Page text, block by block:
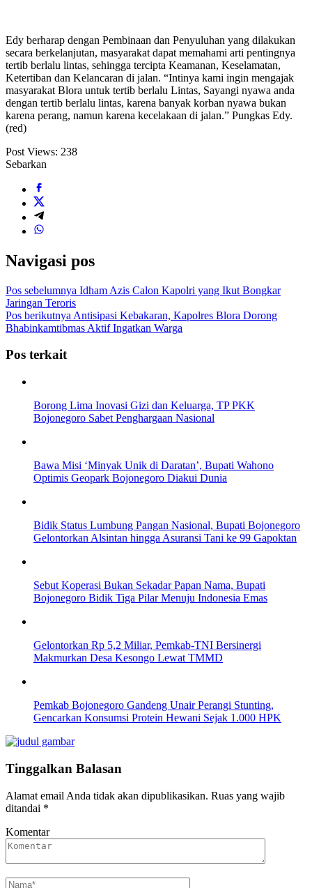
Edy berharap dengan Pembinaan dan Penyuluhan yang dilakukan
secara berkelanjutan, masyarakat dapat memahami arti pentingnya
tertib berlalu lintas, sehingga tercipta Keamanan, Keselamatan,
Ketertiban dan Kelancaran di jalan. “Intinya kami ingin mengajak
masyarakat Blora untuk tertib berlalu Lintas, Sayangi nyawa anda
dengan tertib berlalu lintas, karena banyak korban nyawa bukan
karena perang, namun karena kecelakaan di jalan.” Pungkas Edy.
(red)
Post Views: 238
Sebarkan
Navigasi pos
Pos sebelumnya Idham Azis Calon Kapolri yang Ikut Bongkar
Jaringan Teroris
Pos berikutnya Antisipasi Kebakaran, Kapolres Blora Dorong
Bhabinkamtibmas Aktif Ingatkan Warga
Pos terkait
Borong Lima Inovasi Gizi dan Keluarga, TP PKK
Bojonegoro Sabet Penghargaan Nasional
Bawa Misi ‘Minyak Unik di Daratan’, Bupati Wahono
Optimis Geopark Bojonegoro Diakui Dunia
Bidik Status Lumbung Pangan Nasional, Bupati Bojonegoro
Gelontorkan Alsintan hingga Asuransi Tani ke 99 Gapoktan
Sebut Koperasi Bukan Sekadar Papan Nama, Bupati
Bojonegoro Bidik Tiga Pilar Menuju Indonesia Emas
Gelontorkan Rp 5,2 Miliar, Pemkab-TNI Bersinergi
Makmurkan Desa Kesongo Lewat TMMD
Pemkab Bojonegoro Gandeng Unair Perangi Stunting,
Gencarkan Konsumsi Protein Hewani Sejak 1.000 HPK
Tinggalkan Balasan
Alamat email Anda tidak akan dipublikasikan. Ruas yang wajib
ditandai *
Komentar